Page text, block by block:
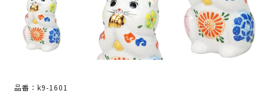
品番：k9-1601